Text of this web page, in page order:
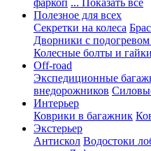
фаркоп ... Показать все
Полезное для всех
Секретки на колеса
Дворники с
Колесные болты и гайки
Off-road
Экспедиционные
внедорожников
Интерьер
Коврики в багажник
Экстерьер
Антискол Водостоки